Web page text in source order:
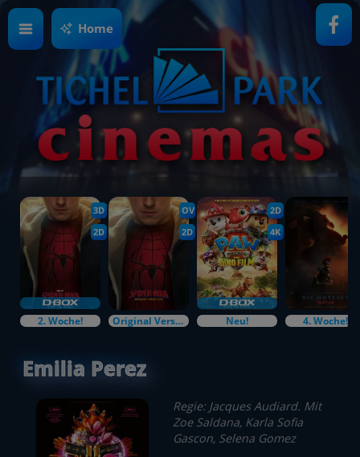
Home
3D
2D
2. Woche!
OV
2D
Original Versions
2D
4K
Neu! 4. Woche!
Emilia Perez
Regie: Jacques Audiard. Mit
Zoe Saldana, Karla Sofia
Gascon, Selena Gomez